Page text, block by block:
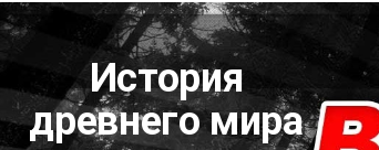
История
древнего мира